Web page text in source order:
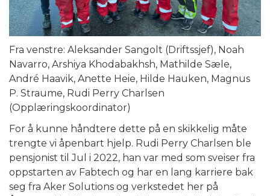
Fra venstre: Aleksander Sangolt (Driftssjef), Noah
Navarro, Arshiya Khodabakhsh, Mathilde Sæle,
André Haavik, Anette Heie, Hilde Hauken, Magnus
P. Straume, Rudi Perry Charlsen
(Opplæringskoordinator)
For å kunne håndtere dette på en skikkelig måte
trengte vi åpenbart hjelp. Rudi Perry Charlsen ble
pensjonist til Jul i 2022, han var med som sveiser fra
oppstarten av Fabtech og har en lang karriere bak
seg fra Aker Solutions og verkstedet her på